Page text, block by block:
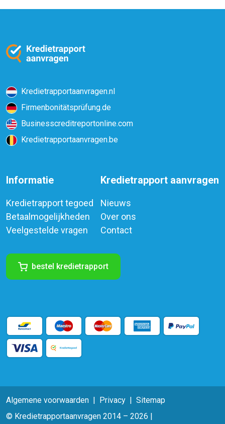
Kredietrapportaanvragen.nl
Firmenbonitätsprüfung.de
Businesscreditreportonline.com
Kredietrapportaanvragen.be
Informatie
Kredietrapport tegoed
Betaalmogelijkheden
Veelgestelde vragen
Kredietrapport aanvragen
Nieuws
Over ons
Contact
bestel kredietrapport
Algemene voorwaarden Privacy
Sitemap
© Kredietrapportaanvragen 2014 – 2026 |